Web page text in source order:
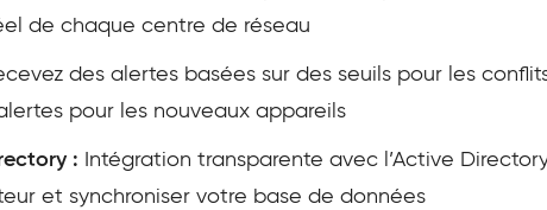
de chaque centre de réseau
des alertes basées sur des seuils pour les
pour les nouveaux appareils
: Intégration transparente avec l’Active
et synchroniser votre base de données